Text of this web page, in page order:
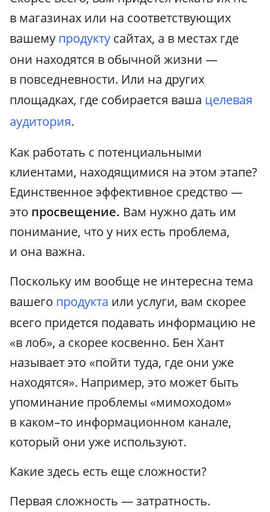
в магазинах или на соответствующих
вашему продукту сайтах, а в местах где
они находятся в обычной жизни —
в повседневности. Или на других
площадках, где собирается ваша целевая
аудитория.
Как работать с потенциальными
клиентами, находящимися на этом этапе?
Единственное эффективное средство —
это просвещение. Вам нужно дать им
понимание, что у них есть проблема,
и она важна.
Поскольку им вообще не интересна тема
вашего продукта или услуги, вам скорее
всего придется подавать информацию не
«в лоб», а скорее косвенно. Бен Хант
называет это «пойти туда, где они уже
находятся». Например, это может быть
упоминание проблемы «мимоходом»
в каком–то информационном канале,
который они уже используют.
Какие здесь есть еще сложности?
Первая сложность — затратность.